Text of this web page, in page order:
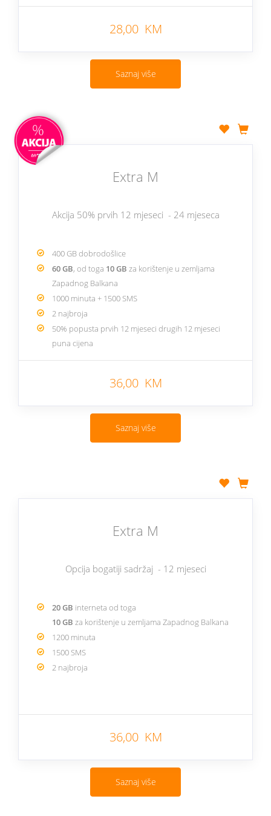
28,00 KM
Saznaj više
Extra M
Akcija 50% prvih 12 mjeseci - 24 mjeseca
400 GB dobrodošlice
60 GB, od toga 10 GB za korištenje u zemljama
Zapadnog Balkana
1000 minuta + 1500 SMS
2 najbroja
50% popusta prvih 12 mjeseci drugih 12 mjeseci
puna cijena
36,00 KM
Saznaj više
Extra M
Opcija bogatiji sadržaj - 12 mjeseci
20 GB interneta od toga
10 GB za korištenje u zemljama Zapadnog Balkana
1200 minuta
1500 SMS
2 najbroja
36,00 KM
Saznaj više